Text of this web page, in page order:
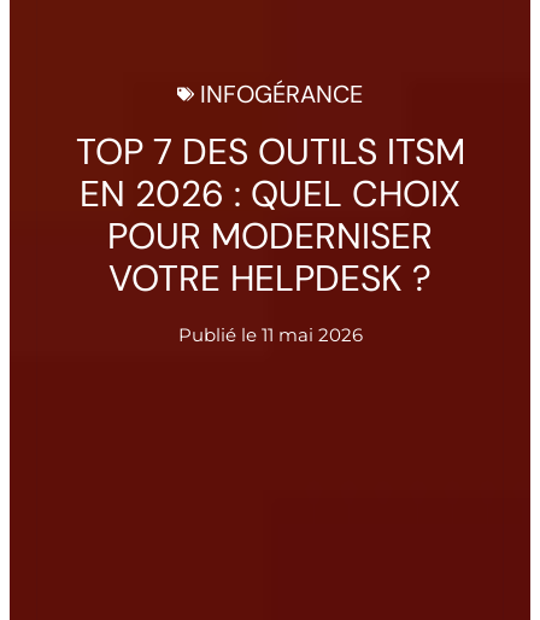
INFOGÉRANCE
TOP 7 DES OUTILS ITSM
EN 2026 : QUEL CHOIX
POUR MODERNISER
VOTRE HELPDESK ?
Publié le 11 mai 2026